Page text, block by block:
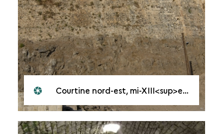
Courtine nord-est, mi-XIII<sup>e</sup> siècle